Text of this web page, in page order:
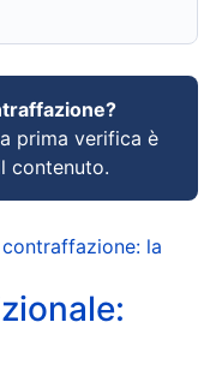
prima verifica è
contenuto.
la